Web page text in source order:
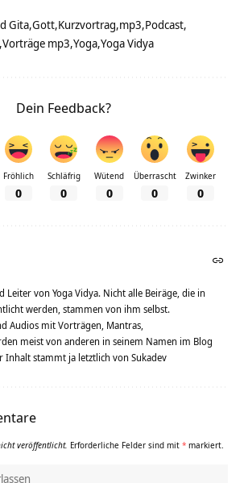
Gita Gott Kurzvortrag mp3 Podcast
Vorträge mp3 Yoga Yoga Vidya
Dein Feedback?
Fröhlich
0
Schläfrig
0
Wütend
0
Überrascht
0
Zwinker
0
Leiter von Yoga Vidya. Nicht alle Beiräge, die in
werden, stammen von ihm selbst.
Audios mit Vorträgen, Mantras,
meist von anderen in seinem Namen im Blog
stammt ja letztlich von Sukadev
veröffentlicht. Erforderliche Felder sind mit * markiert.